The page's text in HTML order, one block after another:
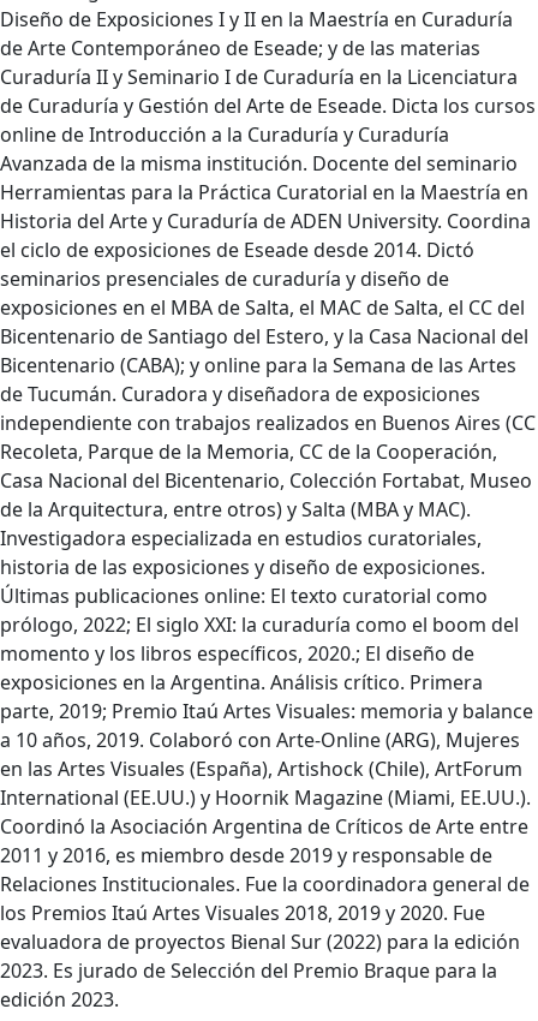
Diseño de Exposiciones I y II en la Maestría en Curaduría
de Arte Contemporáneo de Eseade; y de las materias
Curaduría II y Seminario I de Curaduría en la Licenciatura
de Curaduría y Gestión del Arte de Eseade. Dicta los cursos
online de Introducción a la Curaduría y Curaduría
Avanzada de la misma institución. Docente del seminario
Herramientas para la Práctica Curatorial en la Maestría en
Historia del Arte y Curaduría de ADEN University. Coordina
el ciclo de exposiciones de Eseade desde 2014. Dictó
seminarios presenciales de curaduría y diseño de
exposiciones en el MBA de Salta, el MAC de Salta, el CC del
Bicentenario de Santiago del Estero, y la Casa Nacional del
Bicentenario (CABA); y online para la Semana de las Artes
de Tucumán. Curadora y diseñadora de exposiciones
independiente con trabajos realizados en Buenos Aires (CC
Recoleta, Parque de la Memoria, CC de la Cooperación,
Casa Nacional del Bicentenario, Colección Fortabat, Museo
de la Arquitectura, entre otros) y Salta (MBA y MAC).
Investigadora especializada en estudios curatoriales,
historia de las exposiciones y diseño de exposiciones.
Últimas publicaciones online: El texto curatorial como
prólogo, 2022; El siglo XXI: la curaduría como el boom del
momento y los libros específicos, 2020.; El diseño de
exposiciones en la Argentina. Análisis crítico. Primera
parte, 2019; Premio Itaú Artes Visuales: memoria y balance
a 10 años, 2019. Colaboró con Arte-Online (ARG), Mujeres
en las Artes Visuales (España), Artishock (Chile), ArtForum
International (EE.UU.) y Hoornik Magazine (Miami, EE.UU.).
Coordinó la Asociación Argentina de Críticos de Arte entre
2011 y 2016, es miembro desde 2019 y responsable de
Relaciones Institucionales. Fue la coordinadora general de
los Premios Itaú Artes Visuales 2018, 2019 y 2020. Fue
evaluadora de proyectos Bienal Sur (2022) para la edición
2023. Es jurado de Selección del Premio Braque para la
edición 2023.